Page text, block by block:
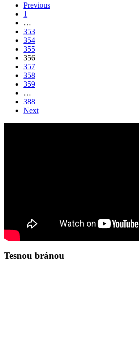
Posts
navigation
Previous
1
…
353
354
355
356
357
358
359
…
388
Next
Tesnou bránou